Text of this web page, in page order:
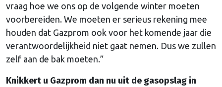
vraag hoe we ons op de volgende winter moeten
voorbereiden. We moeten er serieus rekening mee
houden dat Gazprom ook voor het komende jaar die
verantwoordelijkheid niet gaat nemen. Dus we zullen
zelf aan de bak moeten.”
Knikkert u Gazprom dan nu uit de gasopslag in